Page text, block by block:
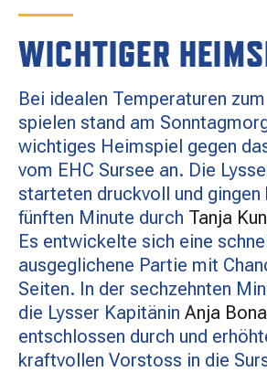
TEAM
SPIELPLAN
RESULTATE
MATCHBESUCH
AKTUELLES
SPONSOREN
WICHTIGER
Bei idealen Temperaturen
spielen stand am
wichtiges Heimspiel gegen
vom EHC Sursee an. Die
starteten druckvoll und gingen
fünften Minute durch Tanja
Es entwickelte sich eine
ausgeglichene Partie mit
Seiten. In der sechzehnten
die Lysser Kapitänin Anja
entschlossen durch und
kraftvollen Vorstoss in die